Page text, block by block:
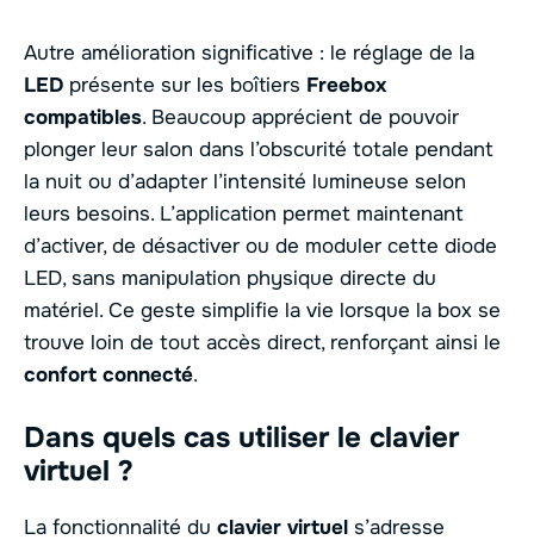
Autre amélioration significative : le réglage de la
LED présente sur les boîtiers Freebox
compatibles. Beaucoup apprécient de pouvoir
plonger leur salon dans l’obscurité totale pendant
la nuit ou d’adapter l’intensité lumineuse selon
leurs besoins. L’application permet maintenant
d’activer, de désactiver ou de moduler cette diode
LED, sans manipulation physique directe du
matériel. Ce geste simplifie la vie lorsque la box se
trouve loin de tout accès direct, renforçant ainsi le
confort connecté.
Dans quels cas utiliser le clavier
virtuel ?
La fonctionnalité du clavier virtuel s’adresse